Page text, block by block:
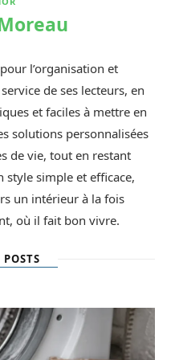
l’organisation et
de ses lecteurs, en
et faciles à mettre en
solutions personnalisées
de vie, tout en restant
style simple et efficace,
un intérieur à la fois
où il fait bon vivre.
POSTS